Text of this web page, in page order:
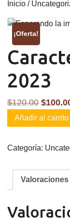
Inicio /
¡Oferta!
2023
$120.00 El
precio
original
$
Caracter
del
2023
Añadir al carrito
Categoría:
Valoraciones